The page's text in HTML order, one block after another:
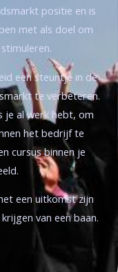
positie en is
met als doel om
een steuntje in de
te verbeteren.
je al werk hebt, om
het bedrijf te
cursus binnen je
een uitkomst zijn
van een baan.